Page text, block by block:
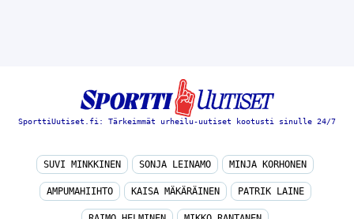
SporttiUutiset.fi: Tärkeimmät urheilu-uutiset kootusti sinulle 24/7
SUVI MINKKINEN SONJA LEINAMO MINJA KORHONEN
AMPUMAHIIHTO KAISA MÄKÄRÄINEN PATRIK LAINE